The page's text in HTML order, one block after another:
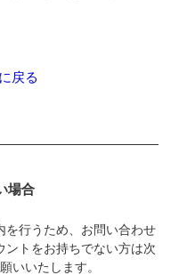
戻る
場合
を行うため、お問い合わせ
ントをお持ちでない方は次
いいたします。